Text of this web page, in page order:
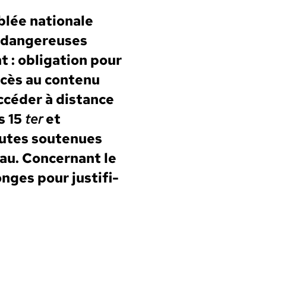
nationale
: oblig­a­tion pour
au con­tenu
à dis­tance
15 teret
soutenues
Con­cer­nant le
pour jus­ti­fi­